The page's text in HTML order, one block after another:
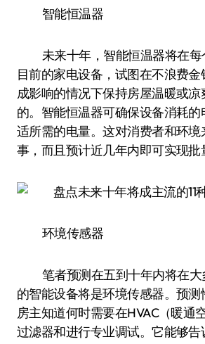
智能恒温器
未来十年，智能恒温器将在每
目前的家电设备，试图在不浪费
成影响的情况下保持房屋温暖或
的。智能恒温器可确保设备消耗
适所需的电量。这对消费者和环
事，而且预计近几年内即可实现批
环境传感器
笔者预测在五到十年内将在
的智能设备将是环境传感器。预
房主知道何时需要在HVAC（暖通
过滤器和进行专业调试。它能够